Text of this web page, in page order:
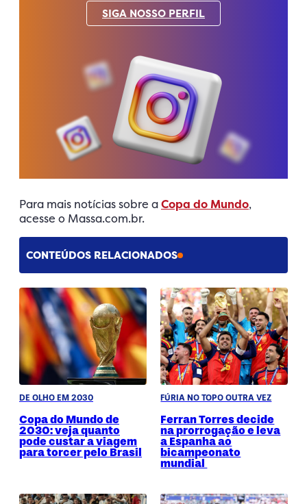
SIGA NOSSO PERFIL
Para mais notícias sobre aCopa do Mundo,
acesse o Massa.com.br.
CONTEÚDOS RELACIONADOS
DE OLHO EM 2030
Copa do Mundo de
2030: veja quanto
pode custar a viagem
para torcer pelo Brasil
FÚRIA NO TOPO OUTRA VEZ
Ferran Torres decide
na prorrogação e leva
a Espanha ao
bicampeonato
mundial